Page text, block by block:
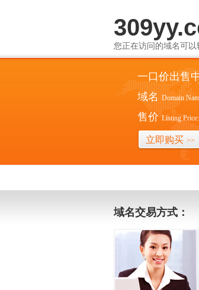
您正在访问的域名可以
一口价出售
域名 Domain
售价 Listing Price:
立即购买 >>
域名交易方式：